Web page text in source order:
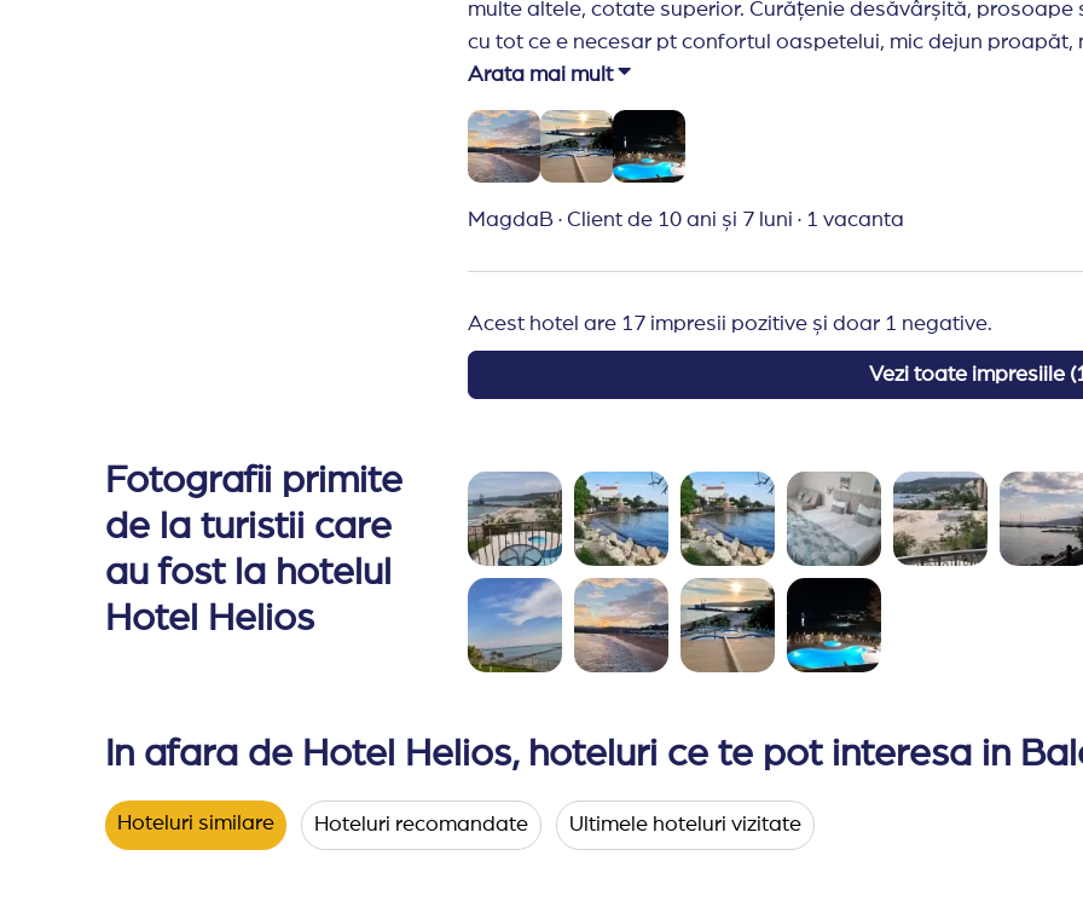
multe altele, cotate superior. Curățenie desăvârșită,
cu tot ce e necesar pt confortul oaspetelui, mic dejun proapăt,
hrănească chiar și pretențioșii. Cafeaua în schimb, nu o pot
la bar :) Muzica live seara a fost excelentă!
Recomand Travelplanner:
informații de ajutor despre tot ce e nevoie să cunoști referitor la
voi apela la ei de fiecare dată, cel puțin pentru vacanțele în
Arata mai mult
MagdaB · Client de 10 ani și 7 luni · 1 vacanta
Acest hotel are 17 impresii pozitive și doar 1 negative.
Vezi toate impresiile (
Fotografii primite
de la turistii care
au fost la hotelul
Hotel Helios
In afara de Hotel Helios, hoteluri ce te pot interesa in
Hoteluri similare Hoteluri recomandate Ultimele hoteluri vizitate